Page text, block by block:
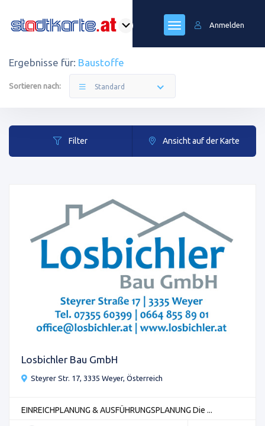
Anmelden
Ergebnisse für: Baustoffe
Sortieren nach: Standard
Filter Ansicht auf der Karte
Losbichler Bau GmbH
Steyrer Str. 17, 3335 Weyer, Österreich
EINREICHPLANUNG & AUSFÜHRUNGSPLANUNG Die ...